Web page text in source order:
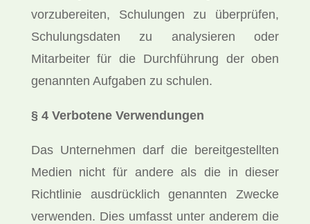
vorzubereiten, Schulungen zu überprüfen,
Schulungsdaten zu analysieren oder
Mitarbeiter für die Durchführung der oben
genannten Aufgaben zu schulen.
§ 4 Verbotene Verwendungen
Das Unternehmen darf die bereitgestellten
Medien nicht für andere als die in dieser
Richtlinie ausdrücklich genannten Zwecke
verwenden. Dies umfasst unter anderem die